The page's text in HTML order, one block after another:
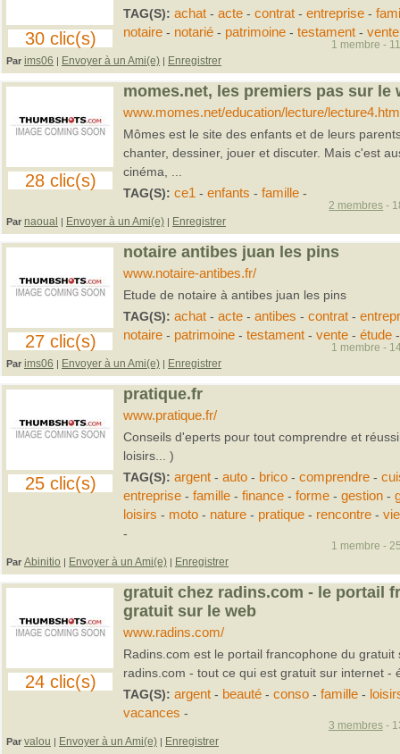
30 clic(s)
TAG(S): achat- acte- contrat- entreprise-
notaire- notarié- patrimoine- testament- vente
Par ims06 | Envoyer à un Ami(e) | Enregistrer
1 membre -
28 clic(s)
momes.net, les premiers pas sur le
www.momes.net/education/lecture/
Mômes est le site des enfants et de leurs
chanter, dessiner, jouer et discuter. Mais c'est
cinéma, ...
TAG(S): ce1 - enfants - famille-
Par naoual | Envoyer à un Ami(e) | Enregistrer
2 membres -
27 clic(s)
notaire antibes juan les pins
www.notaire-antibes.fr/
Etude de notaire à antibes juan les pins
TAG(S): achat- acte- antibes - contrat-
notaire- patrimoine- testament- vente- étude-
Par ims06 | Envoyer à un Ami(e) | Enregistrer
1 membre -
25 clic(s)
pratique.fr
www.pratique.fr/
Conseils d'eperts pour tout comprendre et
loisirs... )
TAG(S): argent- auto- brico- comprendre-
entreprise- famille- finance- forme- gestion-
loisirs - moto- nature- pratique- rencontre-
-
Par Abinitio | Envoyer à un Ami(e) | Enregistrer
1 membre -
24 clic(s)
gratuit chez radins.com - le portail
gratuit sur le web
www.radins.com/
Radins.com est le portail francophone du
radins.com - tout ce qui est gratuit sur internet -
TAG(S): argent- beauté- conso- famille-
vacances -
Par valou | Envoyer à un Ami(e) | Enregistrer
3 membres-